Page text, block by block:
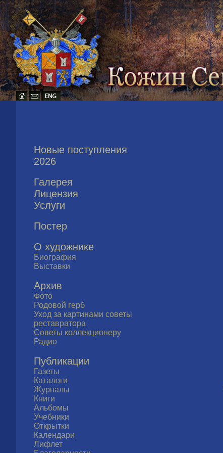
Новые поступления
2026
Галерея
Лицензия
Услуги
Постер
О художнике
Биография
Выставки
Архив
Фото
Родовой герб
Уход за картинами советы
реставратора
Советы коллекционеру
Радио
Публикации
Газеты
Каталоги
Журналы
Книги
Альбомы
Учебники
Открытки
Календари
Лифлет